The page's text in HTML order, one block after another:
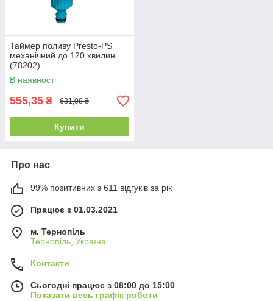
Таймер поливу Presto-PS
механічний до 120 хвилин
(78202)
В наявності
555,35 ₴ 631,08 ₴
Купити
Про нас
99% позитивних з 611 відгуків за рік
Працює з 01.03.2021
м. Тернопіль
Тернопіль, Україна
Контакти
Сьогодні працює з 08:00 до 15:00
Показати весь графік роботи